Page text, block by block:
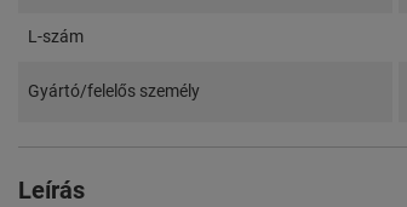
L-szám
Gyártó/felelős személy
Leírás